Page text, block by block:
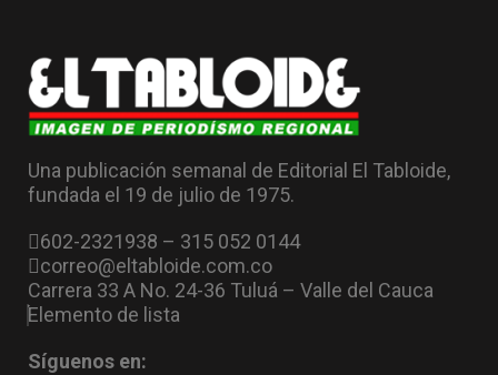
Una publicación semanal de Editorial El Tabloide,
fundada el 19 de julio de 1975.
602-2321938 – 315 052 0144
correo@eltabloide.com.co
Carrera 33 A No. 24-36 Tuluá – Valle del Cauca
Elemento de lista
Síguenos en: